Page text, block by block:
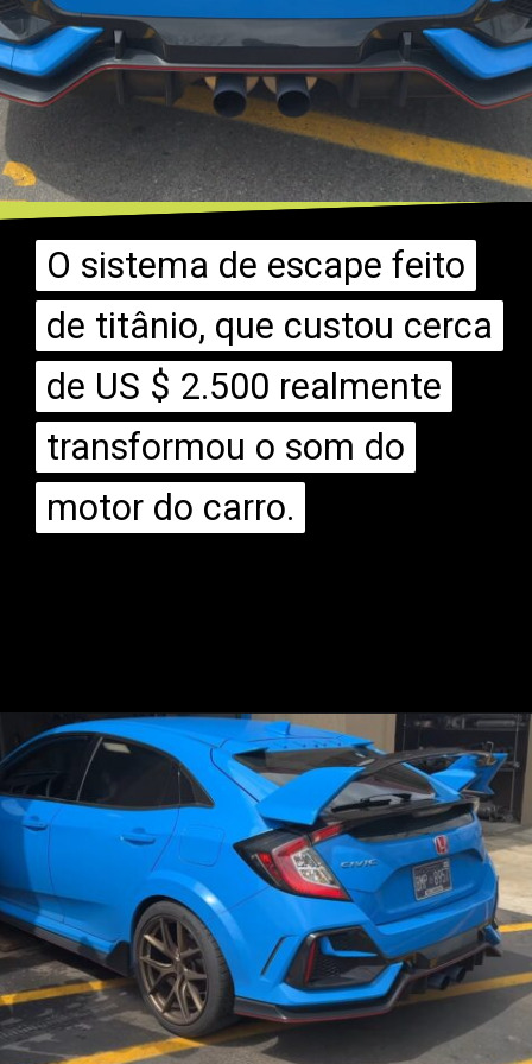
O sistema de escape feito
de titânio, que custou cerca
de US $ 2.500 realmente
transformou o som do
motor do carro.
O sistema de escape feito
de titânio, que custou cerca
de US $ 2.500 realmente
transformou o som do
motor do carro.
Opening